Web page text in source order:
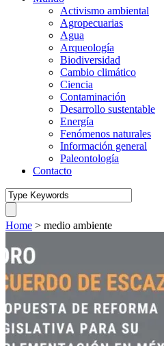
Activismo ambiental
Agropecuarias
Agua
Arqueología
Biodiversidad
Cambio climático
Ciencia
Contaminación
Desarrollo sustentable
Energía
Fenómenos naturales
Información general
Paleontología
Contacto
Home > medio ambiente